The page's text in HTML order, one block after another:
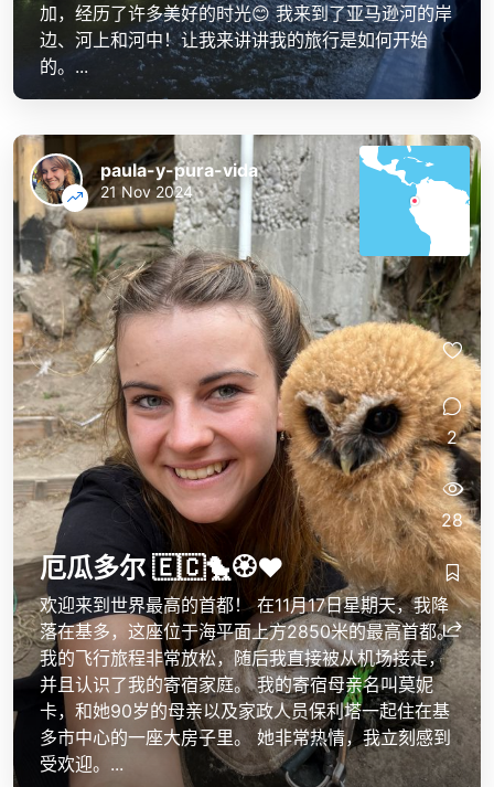
加，经历了许多美好的时光😊 我来到了亚马逊河的岸
边、河上和河中！让我来讲讲我的旅行是如何开始
的。...
厄瓜多尔 🇪🇨🐤🏵️❤️
欢迎来到世界最高的首都！ 在11月17日星期天，我降
落在基多，这座位于海平面上方2850米的最高首都。
我的飞行旅程非常放松，随后我直接被从机场接走，
并且认识了我的寄宿家庭。 我的寄宿母亲名叫莫妮
卡，和她90岁的母亲以及家政人员保利塔一起住在基
多市中心的一座大房子里。 她非常热情，我立刻感到
受欢迎。...
paula-y-pura-vida
21 Nov 2024
2
28